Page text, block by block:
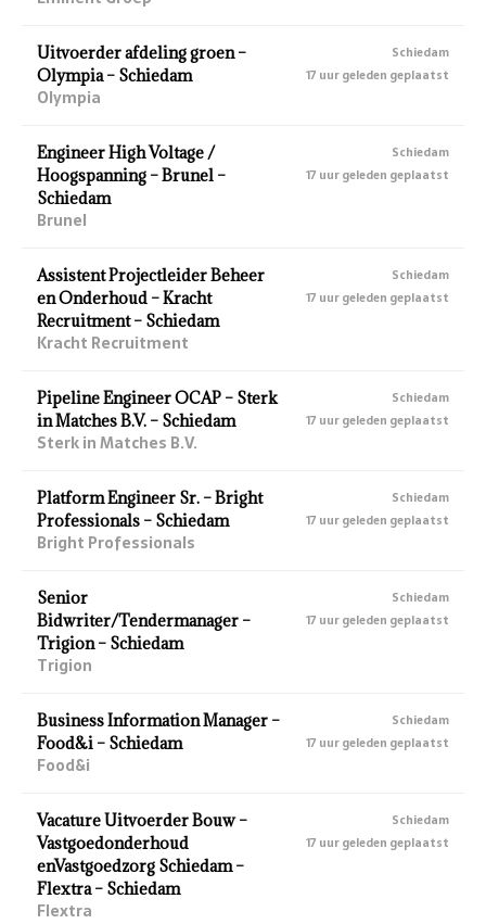
Uitvoerder afdeling groen –
Olympia – Schiedam
Olympia
Schiedam
17 uur geleden geplaatst
Engineer High Voltage /
Hoogspanning – Brunel –
Schiedam
Brunel
Schiedam
17 uur geleden geplaatst
Assistent Projectleider Beheer
en Onderhoud – Kracht
Recruitment – Schiedam
Kracht Recruitment
Schiedam
17 uur geleden geplaatst
Pipeline Engineer OCAP – Sterk
in Matches B.V. – Schiedam
Sterk in Matches B.V.
Schiedam
17 uur geleden geplaatst
Platform Engineer Sr. – Bright
Professionals – Schiedam
Bright Professionals
Schiedam
17 uur geleden geplaatst
Senior
Bidwriter/Tendermanager –
Trigion – Schiedam
Trigion
Schiedam
17 uur geleden geplaatst
Business Information Manager –
Food&i – Schiedam
Food&i
Schiedam
17 uur geleden geplaatst
Vacature Uitvoerder Bouw –
Vastgoedonderhoud
enVastgoedzorg Schiedam –
Flextra – Schiedam
Flextra
Schiedam
17 uur geleden geplaatst